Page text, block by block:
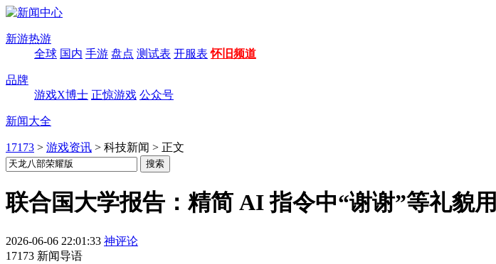
新游热游
全球 国内 手游 盘点 测试表 开服表 怀旧频道
品牌
游戏X博士 正惊游戏 公众号
新闻大全
17173 > 游戏资讯 > 科技新闻 > 正文
联合国大学报告：精简 AI 指令中“谢谢”等礼貌
2026-06-06 22:01:33 神评论
17173 新闻导语